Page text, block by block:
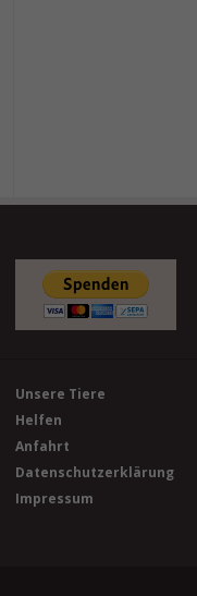
Unsere Tiere
Helfen
Anfahrt
Datenschutzerklärung
Impressum